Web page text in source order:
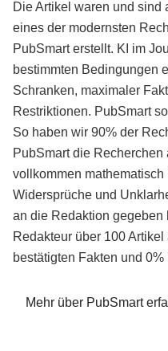
Die Artikel waren und
eines der modernsten
PubSmart erstellt. KI im
bestimmten Bedingungen
Schranken, maximaler
Restriktionen. PubSmart
So haben wir 90% der
PubSmart die Recherchen
vollkommen mathematisch
Widersprüche und
an die Redaktion gegeben
Redakteur über 100
bestätigten Fakten und
Mehr über PubSmart